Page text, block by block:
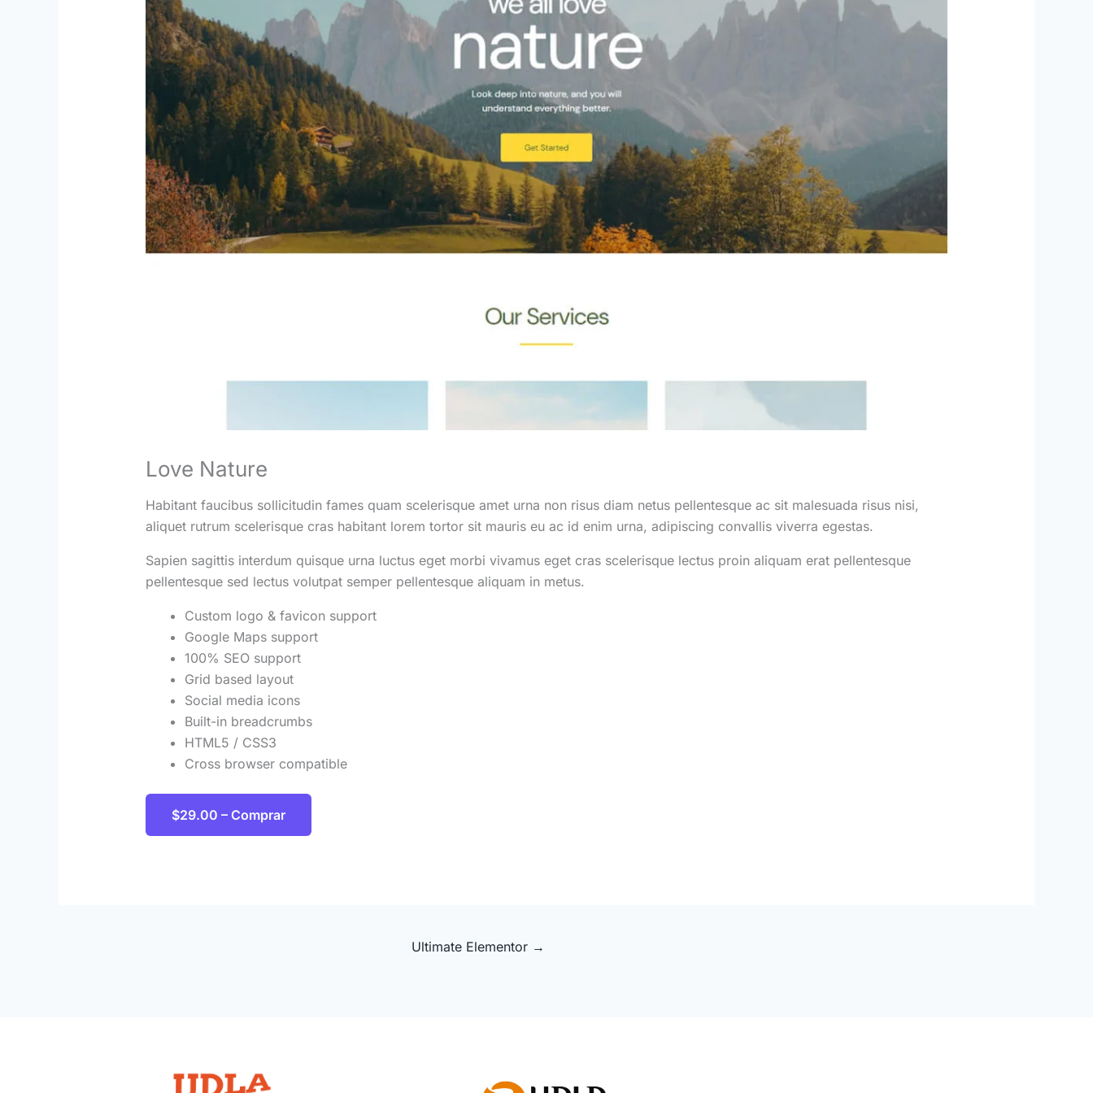
Love Nature
Habitant faucibus sollicitudin fames quam scelerisque amet urna non risus diam netus pellentesque ac sit malesuada risus nisi,
aliquet rutrum scelerisque cras habitant lorem tortor sit mauris eu ac id enim urna, adipiscing convallis viverra egestas.
Sapien sagittis interdum quisque urna luctus eget morbi vivamus eget cras scelerisque lectus proin aliquam erat pellentesque
pellentesque sed lectus volutpat semper pellentesque aliquam in metus.
Custom logo & favicon support
Google Maps support
100% SEO support
Grid based layout
Social media icons
Built-in breadcrumbs
HTML5 / CSS3
Cross browser compatible
$29.00 – Comprar
Ultimate Elementor →